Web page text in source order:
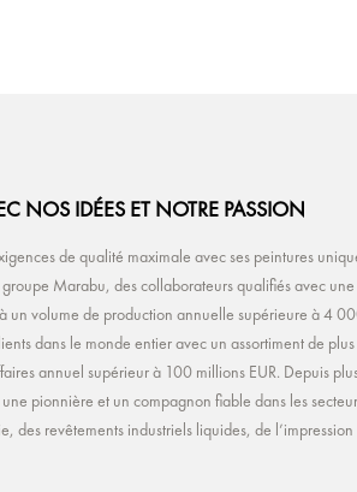
NOS IDÉES ET NOTRE PASSION
de qualité maximale avec ses peintures
Marabu, des collaborateurs qualifiés avec une
un volume de production annuelle supérieure à 4
dans le monde entier avec un assortiment de
annuel supérieur à 100 millions EUR. Depuis
pionnière et un compagnon fiable dans les
des revêtements industriels liquides, de